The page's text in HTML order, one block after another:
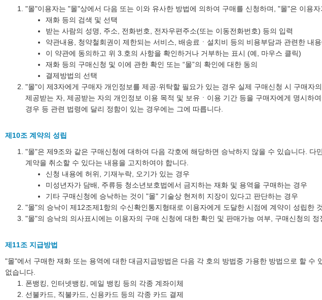
"몰"이용자는 "몰"상에서 다음 또는 이와 유사한 방법에 의하여 구매를 신청하며, "몰"은 이용
재화 등의 검색 및 선택
받는 사람의 성명, 주소, 전화번호, 전자우편주소(또는 이동전화번호) 등의 입력
약관내용, 청약철회권이 제한되는 서비스, 배송료ㆍ설치비 등의 비용부담과 관련한 내
이 약관에 동의하고 위 3.호의 사항을 확인하거나 거부하는 표시 (예, 마우스 클릭)
재화 등의 구매신청 및 이에 관한 확인 또는 “몰”의 확인에 대한 동의
결제방법의 선택
"몰"이 제3자에게 구매자 개인정보를 제공·위탁할 필요가 있는 경우 실제 구매신청 시 구매
제공받는 자, 제공받는 자의 개인정보 이용 목적 및 보유ㆍ이용 기간 등을 구매자에게 명시
경우 등 관련 법령에 달리 정함이 있는 경우에는 그에 따릅니다.
제10조 계약의 성립
"몰"은 제9조와 같은 구매신청에 대하여 다음 각호에 해당하면 승낙하지 않을 수 있습니다.
계약을 취소할 수 있다는 내용을 고지하여야 합니다.
신청 내용에 허위, 기재누락, 오기가 있는 경우
미성년자가 담배, 주류등 청소년보호법에서 금지하는 재화 및 용역을 구매하는 경우
기타 구매신청에 승낙하는 것이 "몰" 기술상 현저히 지장이 있다고 판단하는 경우
"몰"의 승낙이 제12조제1항의 수신확인통지형태로 이용자에게 도달한 시점에 계약이 성립한
"몰"의 승낙의 의사표시에는 이용자의 구매 신청에 대한 확인 및 판매가능 여부, 구매신청의
제11조 지급방법
"몰"에서 구매한 재화 또는 용역에 대한 대금지급방법은 다음 각 호의 방법중 가용한 방법으로 할
없습니다.
폰뱅킹, 인터넷뱅킹, 메일 뱅킹 등의 각종 계좌이체
선불카드, 직불카드, 신용카드 등의 각종 카드 결제